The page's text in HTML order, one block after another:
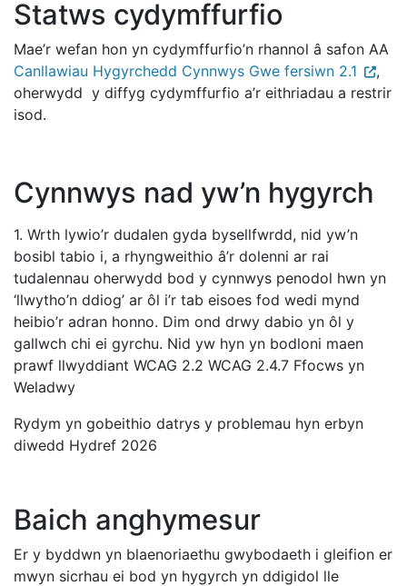
Statws cydymffurfio
Mae’r wefan hon yn cydymffurfio’n rhannol â safon AA
Canllawiau Hygyrchedd Cynnwys Gwe fersiwn 2.1
,
oherwydd y diffyg cydymffurfio a’r eithriadau a restrir
isod.
Cynnwys nad yw’n hygyrch
1. Wrth lywio’r dudalen gyda bysellfwrdd, nid yw’n
bosibl tabio i, a rhyngweithio â’r dolenni ar rai
tudalennau oherwydd bod y cynnwys penodol hwn yn
‘llwytho’n ddiog’ ar ôl i’r tab eisoes fod wedi mynd
heibio’r adran honno. Dim ond drwy dabio yn ôl y
gallwch chi ei gyrchu. Nid yw hyn yn bodloni maen
prawf llwyddiant WCAG 2.2 WCAG 2.4.7 Ffocws yn
Weladwy
Rydym yn gobeithio datrys y problemau hyn erbyn
diwedd Hydref 2026
Baich anghymesur
Er y byddwn yn blaenoriaethu gwybodaeth i gleifion er
mwyn sicrhau ei bod yn hygyrch yn ddigidol lle